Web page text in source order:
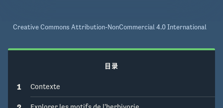
la valeur de la recherche collaborative à long
passionnantes questions dans le domaine de
Creative Commons Attribution-NonCommercial 4.0 International
目录
1 Contexte